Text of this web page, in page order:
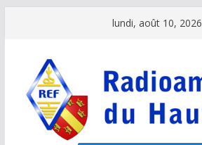
contenu
lundi, août 10, 2026